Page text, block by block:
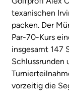
texanischen
packen. Der
Par-70-Kurs
insgesamt 147
Schlussrunden
vorzeitig die